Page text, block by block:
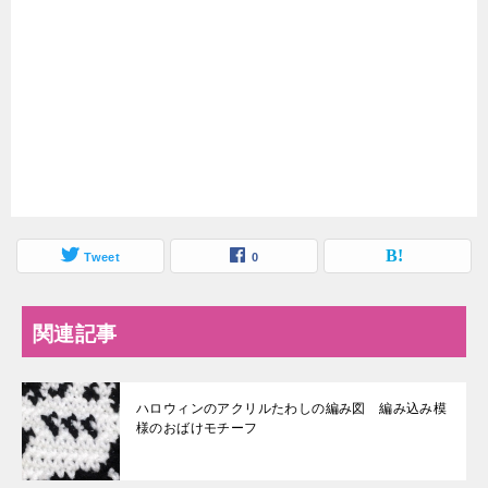
Tweet 0
関連記事
ハロウィンのアクリルたわしの編み図 編み込み模
様のおばけモチーフ